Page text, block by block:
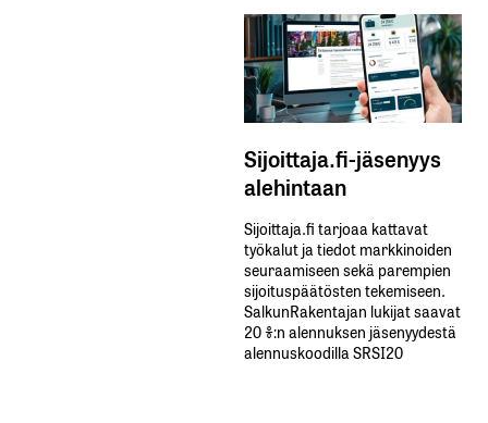
Sijoittaja.fi-jäsenyys
alehintaan
Sijoittaja.fi tarjoaa kattavat
työkalut ja tiedot markkinoiden
seuraamiseen sekä parempien
sijoituspäätösten tekemiseen.
SalkunRakentajan lukijat saavat
20 %:n alennuksen jäsenyydestä
alennuskoodilla SRSI20